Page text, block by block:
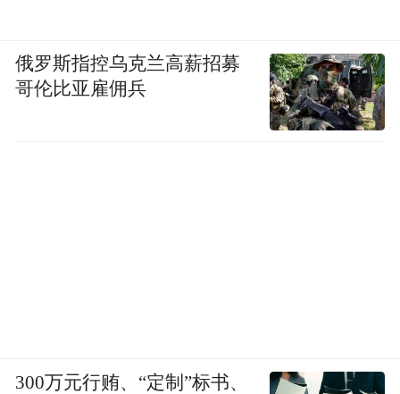
俄罗斯指控乌克兰高薪招募
哥伦比亚雇佣兵
300万元行贿、“定制”标书、